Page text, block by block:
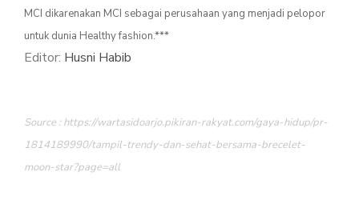
MCI dikarenakan MCI sebagai perusahaan yang menjadi pelopor
untuk dunia Healthy fashion.***
Editor: Husni Habib
Source : https://wartasidoarjo.pikiran-rakyat.com/gaya-hidup/pr-
1814189990/tampil-trendy-dan-sehat-bersama-brecelet-
moon-star?page=all